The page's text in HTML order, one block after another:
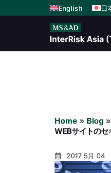
English 日
Home » Blog »
WEBサイトのセ
2017 5月 04